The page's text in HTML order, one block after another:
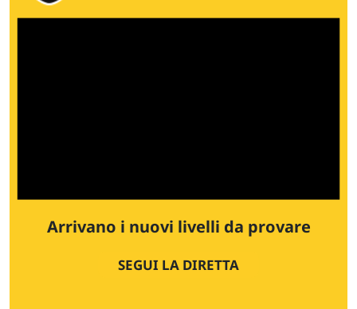
Arrivano i nuovi livelli da provare
SEGUI LA DIRETTA